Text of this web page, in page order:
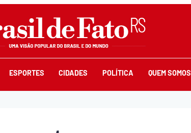
ESPORTES CIDADES POLÍTICA QUEM SOMOS